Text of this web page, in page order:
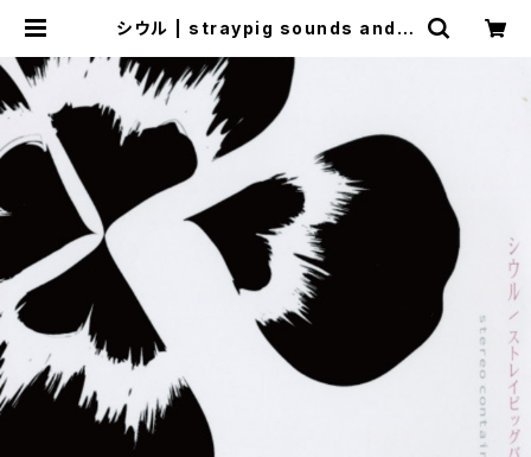
シウル | straypig sounds and s